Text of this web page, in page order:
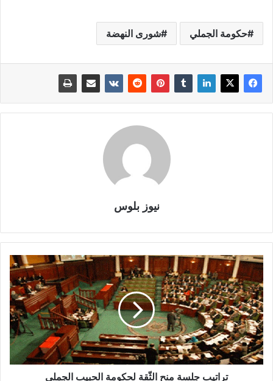
حكومة الجملي شورى النهضة
نيوز بلوس
تراتيب جلسة منح الثّقة لحكومة الحبيب الجملي